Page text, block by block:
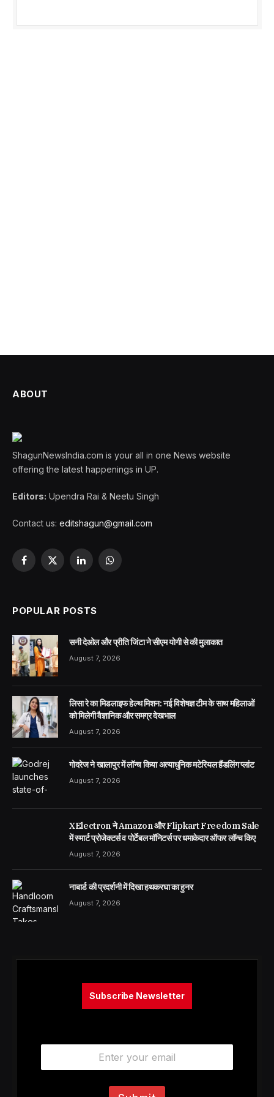
ABOUT
ShagunNewsIndia.com is your all in one News website
offering the latest happenings in UP.
Editors: Upendra Rai & Neetu Singh
Contact us: editshagun@gmail.com
Facebook
X
LinkedInWhatsApp
POPULAR POSTS
सनी देओल और प्रीति जिंटा ने सीएम योगी से की मुलाकात
August 7, 2026
लिसा रे का मिडलाइफ हेल्थ मिशन: नई विशेषज्ञ टीम के साथ महिलाओं
को मिलेगी वैज्ञानिक और समग्र देखभाल
August 7, 2026
गोदरेज ने खालापुर में लॉन्च किया अत्याधुनिक मटेरियल हैंडलिंग प्लांट
August 7, 2026
XElectron ने Amazon और Flipkart Freedom Sale
में स्मार्ट प्रोजेक्टर्स व पोर्टेबल मॉनिटर्स पर धमाकेदार ऑफर लॉन्च किए
August 7, 2026
नाबार्ड की प्रदर्शनी में दिखा हथकरघा का हुनर
August 7, 2026
Subscribe Newsletter
E
a